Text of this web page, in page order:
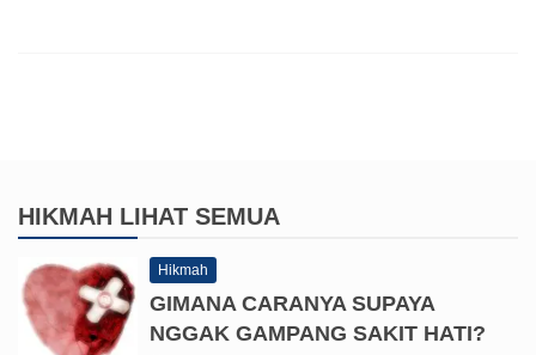
HIKMAH LIHAT SEMUA
Hikmah
GIMANA CARANYA SUPAYA
NGGAK GAMPANG SAKIT HATI?